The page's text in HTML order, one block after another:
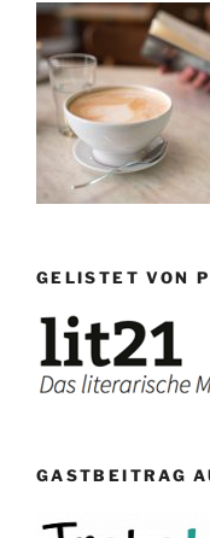
GELISTET VON
GASTBEITRAG